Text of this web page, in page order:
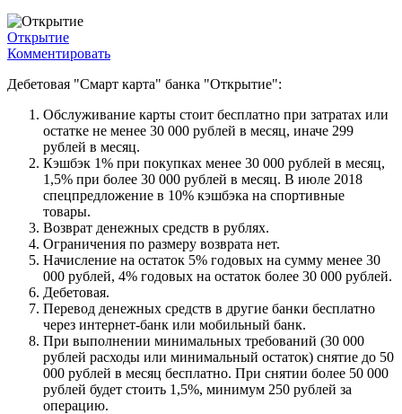
Открытие
Комментировать
Дебетовая "Смарт карта" банка "Открытие":
Обслуживание карты стоит бесплатно при затратах или
остатке не менее 30 000 рублей в месяц, иначе 299
рублей в месяц.
Кэшбэк 1% при покупках менее 30 000 рублей в месяц,
1,5% при более 30 000 рублей в месяц. В июле 2018
спецпредложение в 10% кэшбэка на спортивные
товары.
Возврат денежных средств в рублях.
Ограничения по размеру возврата нет.
Начисление на остаток 5% годовых на сумму менее 30
000 рублей, 4% годовых на остаток более 30 000 рублей.
Дебетовая.
Перевод денежных средств в другие банки бесплатно
через интернет-банк или мобильный банк.
При выполнении минимальных требований (30 000
рублей расходы или минимальный остаток) снятие до 50
000 рублей в месяц бесплатно. При снятии более 50 000
рублей будет стоить 1,5%, минимум 250 рублей за
операцию.